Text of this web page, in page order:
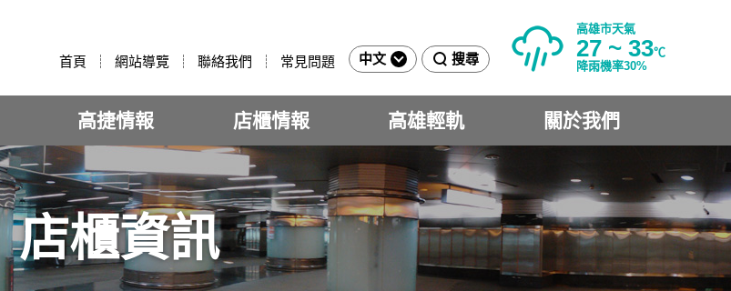
首頁 網站導覽 聯絡我們 常見問題 中文 搜尋
高雄市天氣
27 ~ 33℃
降雨機率30%
高捷情報 店櫃情報 高雄輕軌 關於我們
店櫃資訊